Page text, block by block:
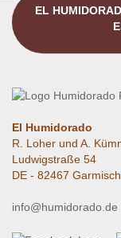
EL
El Humidorado
R. Loher und A.
Ludwigstraße 54
DE - 82467
info@humidorado.de